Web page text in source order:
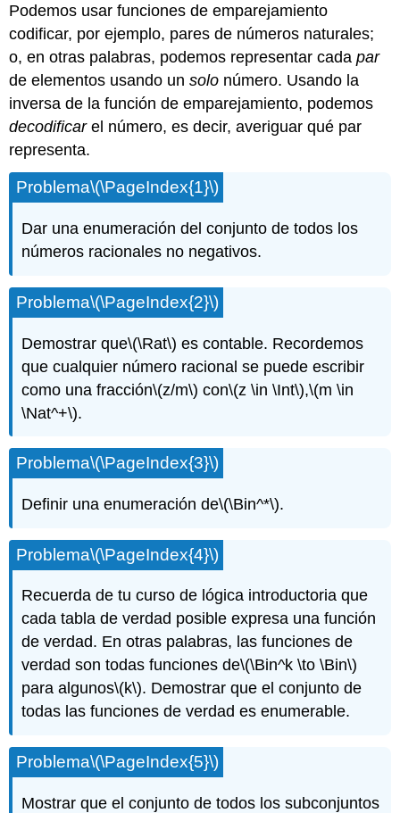
Podemos usar funciones de emparejamiento
codificar, por ejemplo, pares de números naturales;
o, en otras palabras, podemos representar cadapar
de elementos usando unsolo número. Usando la
inversa de la función de emparejamiento, podemos
decodificarel número, es decir, averiguar qué par
representa.
Problema\(\PageIndex{1}\)
Dar una enumeración del conjunto de todos los
números racionales no negativos.
Problema\(\PageIndex{2}\)
Demostrar que\(\Rat\) es contable. Recordemos
que cualquier número racional se puede escribir
como una fracción\(z/m\) con\(z \in \Int\),\(m \in
\Nat^+\).
Problema\(\PageIndex{3}\)
Definir una enumeración de\(\Bin^*\).
Problema\(\PageIndex{4}\)
Recuerda de tu curso de lógica introductoria que
cada tabla de verdad posible expresa una función
de verdad. En otras palabras, las funciones de
verdad son todas funciones de\(\Bin^k \to \Bin\)
para algunos\(k\). Demostrar que el conjunto de
todas las funciones de verdad es enumerable.
Problema\(\PageIndex{5}\)
Mostrar que el conjunto de todos los subconjuntos